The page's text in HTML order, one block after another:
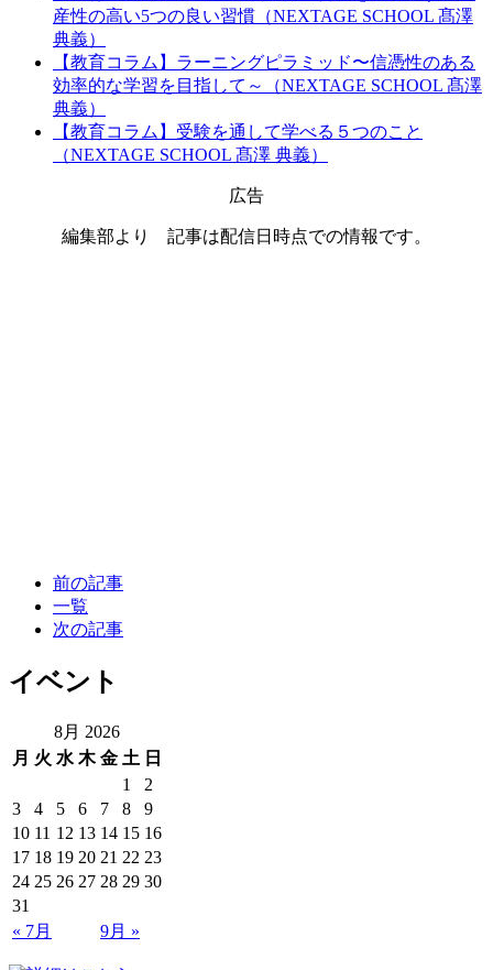
産性の高い5つの良い習慣（NEXTAGE SCHOOL 髙澤
典義）
【教育コラム】ラーニングピラミッド〜信憑性のある
効率的な学習を目指して～（NEXTAGE SCHOOL 髙澤
典義）
【教育コラム】受験を通して学べる５つのこと
（NEXTAGE SCHOOL 髙澤 典義）
広告
編集部より 記事は配信日時点での情報です。
前の記事
一覧
次の記事
イベント
8月 2026
月 火 水 木 金 土 日
1
2
3
4 5 6 7 8
9
10 11 12 13 14 15 16
17 18 19 20 21 22 23
24 25 26 27 28 29 30
31
« 7月
9月 »